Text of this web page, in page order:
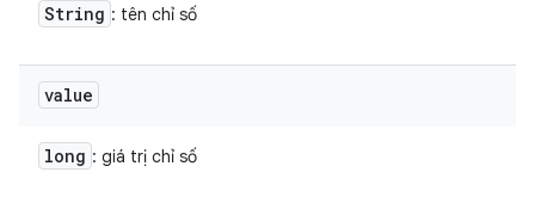
String : tên chỉ số
value
long : giá trị chỉ số